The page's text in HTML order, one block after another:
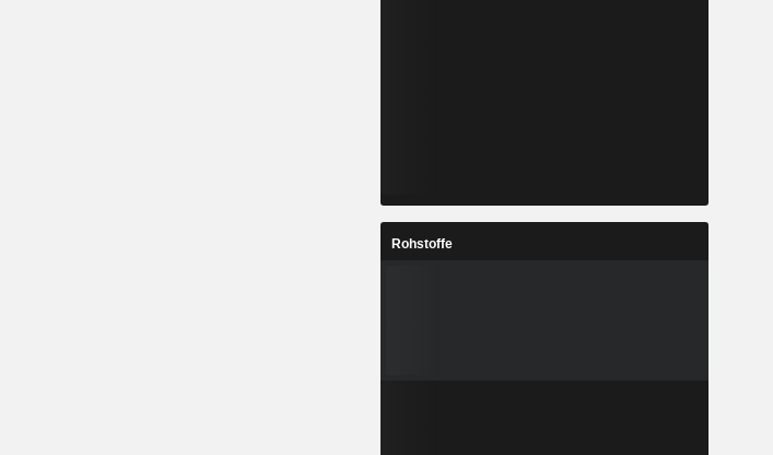
Rohstoffe